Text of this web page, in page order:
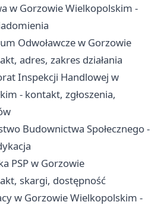
w Gorzowie Wielkopolskim -
Odwoławcze w Gorzowie
adres, zakres działania
Inspekcji Handlowej w
- kontakt, zgłoszenia,
Budownictwa Społecznego -
PSP w Gorzowie
skargi, dostępność
w Gorzowie Wielkopolskim -